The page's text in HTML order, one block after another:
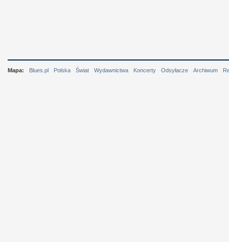
Mapa: Blues.pl Polska Świat Wydawnictwa Koncerty Odsyłacze Archiwum